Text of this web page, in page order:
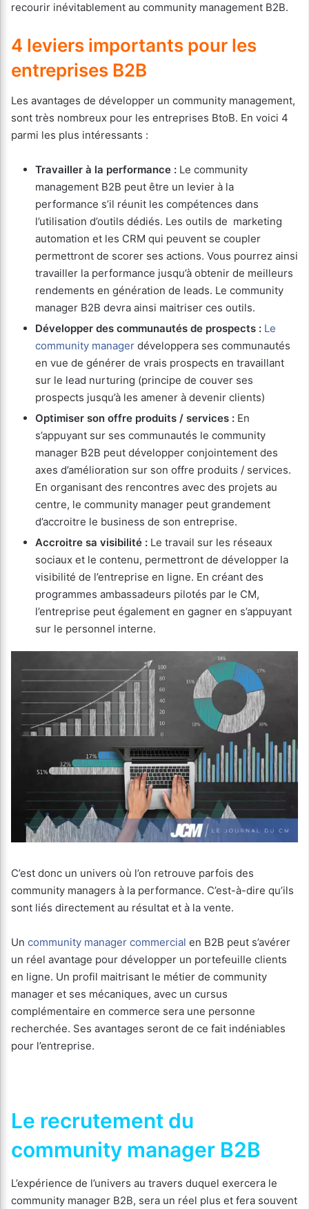
recourir inévitablement au community management B2B.
4 leviers importants pour les
entreprises B2B
Les avantages de développer un community management,
sont très nombreux pour les entreprises BtoB. En voici 4
parmi les plus intéressants :
Travailler à la performance : Le community
management B2B peut être un levier à la
performance s’il réunit les compétences dans
l’utilisation d’outils dédiés. Les outils de marketing
automation et les CRM qui peuvent se coupler
permettront de scorer ses actions. Vous pourrez ainsi
travailler la performance jusqu’à obtenir de meilleurs
rendements en génération de leads. Le community
manager B2B devra ainsi maitriser ces outils.
Développer des communautés de prospects : Le
community manager développera ses communautés
en vue de générer de vrais prospects en travaillant
sur le lead nurturing (principe de couver ses
prospects jusqu’à les amener à devenir clients)
Optimiser son offre produits / services : En
s’appuyant sur ses communautés le community
manager B2B peut développer conjointement des
axes d’amélioration sur son offre produits / services.
En organisant des rencontres avec des projets au
centre, le community manager peut grandement
d’accroitre le business de son entreprise.
Accroitre sa visibilité : Le travail sur les réseaux
sociaux et le contenu, permettront de développer la
visibilité de l’entreprise en ligne. En créant des
programmes ambassadeurs pilotés par le CM,
l’entreprise peut également en gagner en s’appuyant
sur le personnel interne.
C’est donc un univers où l’on retrouve parfois des
community managers à la performance. C’est-à-dire qu’ils
sont liés directement au résultat et à la vente.
Un community manager commercial en B2B peut s’avérer
un réel avantage pour développer un portefeuille clients
en ligne. Un profil maitrisant le métier de community
manager et ses mécaniques, avec un cursus
complémentaire en commerce sera une personne
recherchée. Ses avantages seront de ce fait indéniables
pour l’entreprise.
Le recrutement du
community manager B2B
L’expérience de l’univers au travers duquel exercera le
community manager B2B, sera un réel plus et fera souvent